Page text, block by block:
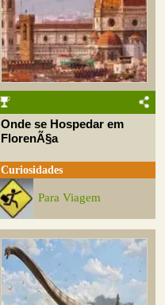
Onde se Hospedar em
FlorenÃ§a
Curiosidades
Para Viagem